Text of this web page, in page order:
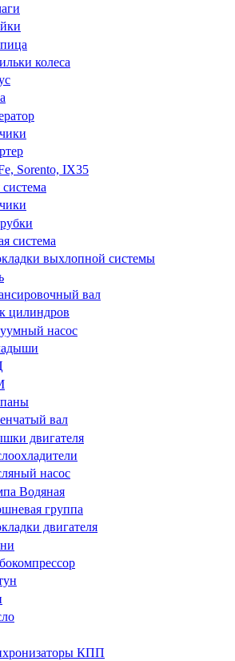
колеса
Sorento, IX35
система
выхлопной системы
вал
цилиндров
насос
вал
двигателя
насос
Водяная
группа
двигателя
КПП